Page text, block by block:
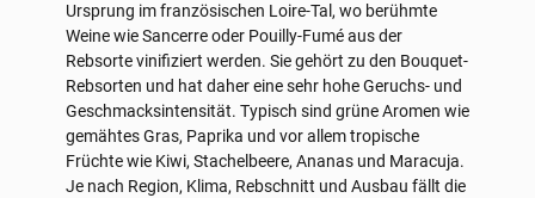
Ursprung im französischen Loire-Tal, wo berühmte
Weine wie Sancerre oder Pouilly-Fumé aus der
Rebsorte vinifiziert werden. Sie gehört zu den Bouquet-
Rebsorten und hat daher eine sehr hohe Geruchs- und
Geschmacksintensität. Typisch sind grüne Aromen wie
gemähtes Gras, Paprika und vor allem tropische
Früchte wie Kiwi, Stachelbeere, Ananas und Maracuja.
Je nach Region, Klima, Rebschnitt und Ausbau fällt die